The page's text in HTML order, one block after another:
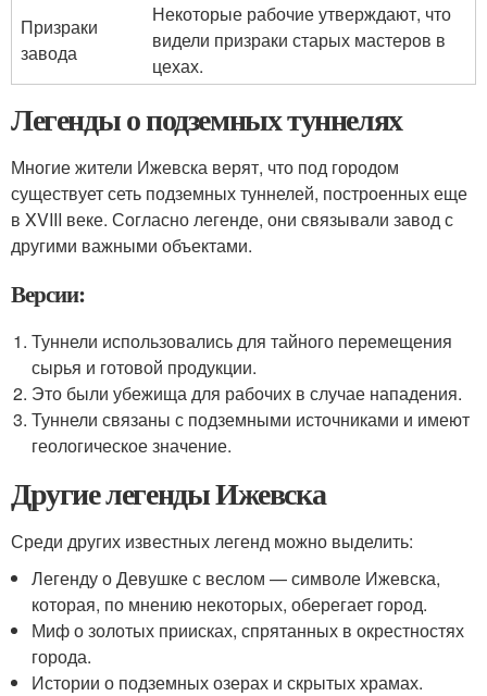
Призраки
завода
Некоторые рабочие утверждают, что
видели призраки старых мастеров в
цехах.
Легенды о подземных туннелях
Многие жители Ижевска верят, что под городом
существует сеть подземных туннелей, построенных еще
в XVIII веке. Согласно легенде, они связывали завод с
другими важными объектами.
Версии:
Туннели использовались для тайного перемещения
сырья и готовой продукции.
Это были убежища для рабочих в случае нападения.
Туннели связаны с подземными источниками и имеют
геологическое значение.
Другие легенды Ижевска
Среди других известных легенд можно выделить:
Легенду о Девушке с веслом — символе Ижевска,
которая, по мнению некоторых, оберегает город.
Миф о золотых приисках, спрятанных в окрестностях
города.
Истории о подземных озерах и скрытых храмах.